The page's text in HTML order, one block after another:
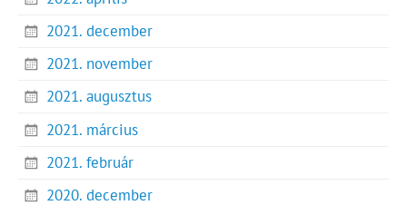
2021. december
2021. november
2021. augusztus
2021. március
2021. február
2020. december